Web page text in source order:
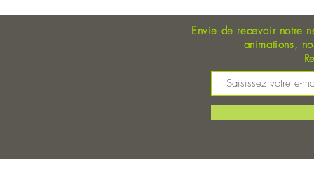
Envie de recevoir notre
animations,